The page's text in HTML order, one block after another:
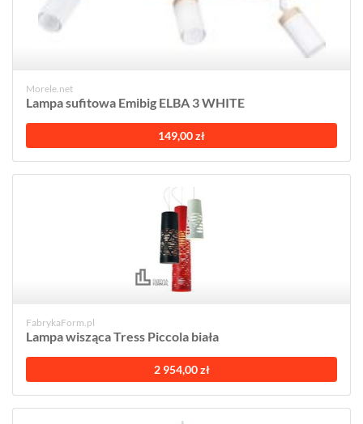
Morele.net
Lampa sufitowa Emibig ELBA 3 WHITE
149,00 zł
FabrykaForm.pl
Lampa wisząca Tress Piccola biała
2 954,00 zł